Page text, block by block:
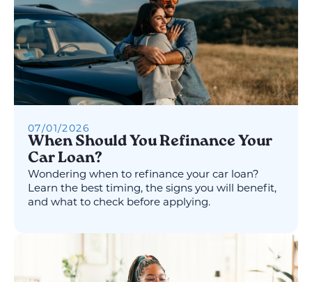
07/01/2026
When Should You Refinance Your
Car Loan?
Wondering when to refinance your car loan?
Learn the best timing, the signs you will benefit,
and what to check before applying.